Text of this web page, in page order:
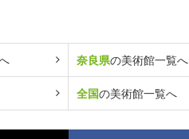
奈良県の美術館一覧へ
全国の美術館一覧へ